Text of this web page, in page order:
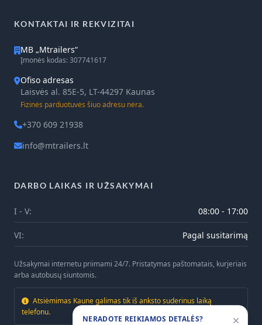
KONTAKTAI IR REKVIZITAI
MB „Mtrailers“
Įmonės kodas: 307741617
Ofiso adresas
Laisvės al. 85E-5, LT-44297 Kaunas
Fizinės parduotuvės šiuo adresu nėra.
+370 609 21938
info@mtrailers.lt
DARBO LAIKAS IR UŽSAKYMAI
I - V: 08:00 - 17:00
VI: Pagal susitarimą
Užsakymai internetu priimami 24/7. Pristatymas paštomatais, kurjeriais
arba autobusų siuntomis.
Atsiėmimas Kaune galimas tik iš anksto suderinus laiką
telefonu.
NERADOTE REIKIAMOS DETALĖS?